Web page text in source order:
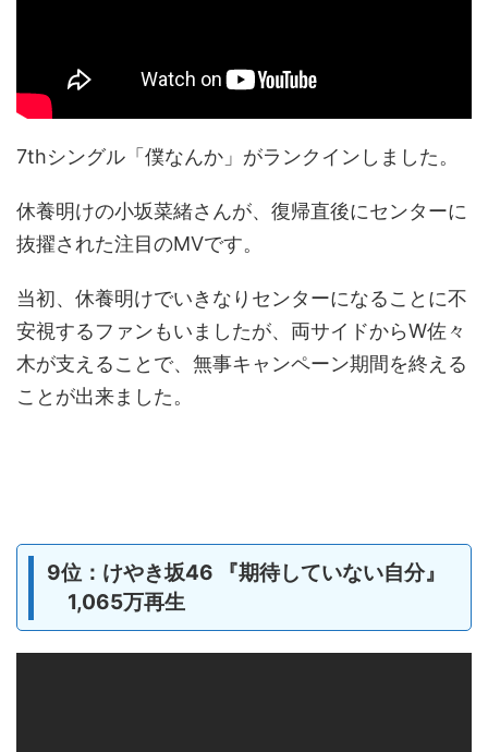
7thシングル「僕なんか」がランクインしました。
休養明けの小坂菜緒さんが、復帰直後にセンターに
抜擢された注目のMVです。
当初、休養明けでいきなりセンターになることに不
安視するファンもいましたが、両サイドからW佐々
木が支えることで、無事キャンペーン期間を終える
ことが出来ました。
9位：けやき坂46 『期待していない自分』
1,065万再生